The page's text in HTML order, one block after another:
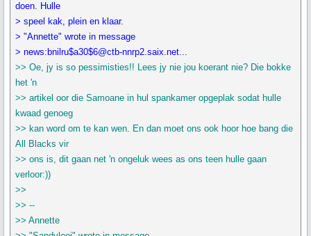
doen. Hulle
> speel kak, plein en klaar.
> "Annette" wrote in message
> news:bnilru$a30$6@ctb-nnrp2.saix.net...
>> Oe, jy is so pessimisties!! Lees jy nie jou koerant nie? Die bokke
het 'n
>> artikel oor die Samoane in hul spankamer opgeplak sodat hulle
kwaad genoeg
>> kan word om te kan wen. En dan moet ons ook hoor hoe bang die
All Blacks vir
>> ons is, dit gaan net 'n ongeluk wees as ons teen hulle gaan
verloor:))
>>
>> --
>> Annette